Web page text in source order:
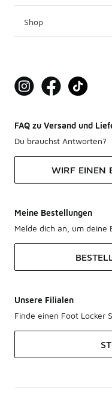
Shop
FAQ zu Versand und
Du brauchst Antworten?
WIRF EINEN
Meine Bestellungen
Melde dich an, um deine
Unsere Filialen
Finde einen Foot Locker